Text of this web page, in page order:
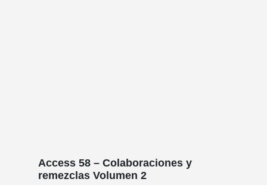
Access 58 – Colaboraciones y
remezclas Volumen 2